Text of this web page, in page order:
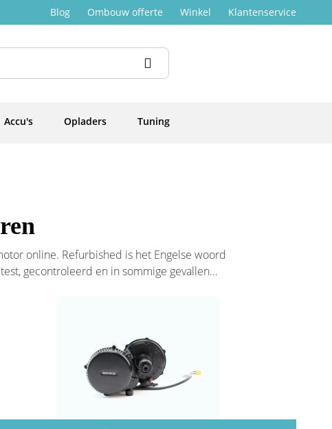
Blog Ombouw offerte Winkel Klantenservice
Accu's Opladers Tuning
online. Refurbished is het Engelse woord
gecontroleerd en in sommige gevallen